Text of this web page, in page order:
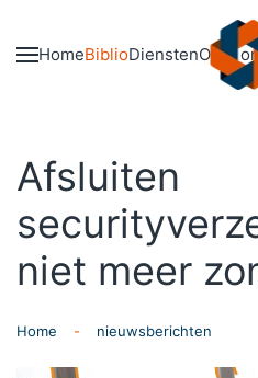
Skip to main content
HomeBiblioDienstenOver
Afsluiten
niet meer
Home nieuwsberichten